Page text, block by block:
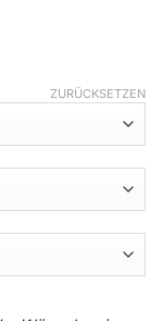
ZURÜCKSETZEN